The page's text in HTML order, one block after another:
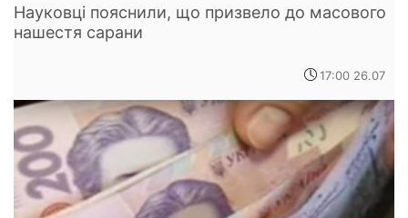
Науковці пояснили, що призвело до масового
нашестя сарани
17:00 26.07